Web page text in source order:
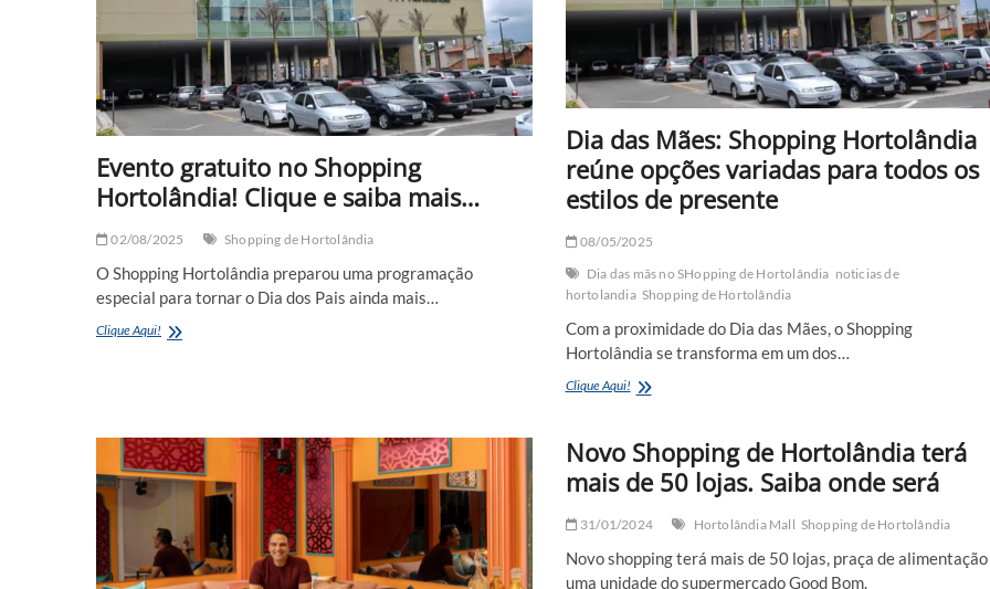
Evento gratuito no Shopping
Hortolândia! Clique e saiba mais…
02/08/2025 Shopping de Hortolândia
O Shopping Hortolândia preparou uma programação
especial para tornar o Dia dos Pais ainda mais…
Clique Aqui! Evento
e
saiba
mais…
Dia das Mães: Shopping Hortolândia
reúne opções variadas para todos os
estilos de presente
08/05/2025
Dia das mãs no SHopping de Hortolândia noticias de
hortolandia Shopping de Hortolândia
Com a proximidade do Dia das Mães, o Shopping
Hortolândia se transforma em um dos…
Clique Aqui!Dia
Shopping
Hortolândia
reúne
variadas
todos
os
Novo Shopping de Hortolândia terá
mais de 50 lojas. Saiba onde será
31/01/2024 Hortolândia Mall Shopping de Hortolândia
Novo shopping terá mais de 50 lojas, praça de alimentação
uma unidade do supermercado Good Bom.